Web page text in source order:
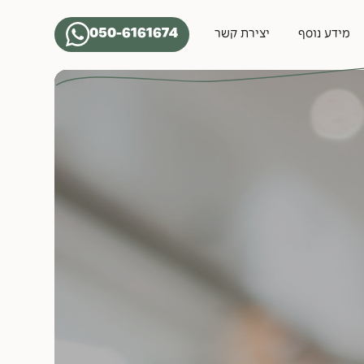
מידע נוסף יצירת קשר 050-6161674